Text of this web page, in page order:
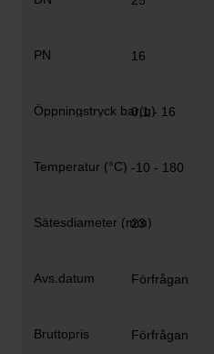
16
0,1 - 16
-10 - 180
23
Förfrågan
Förfrågan